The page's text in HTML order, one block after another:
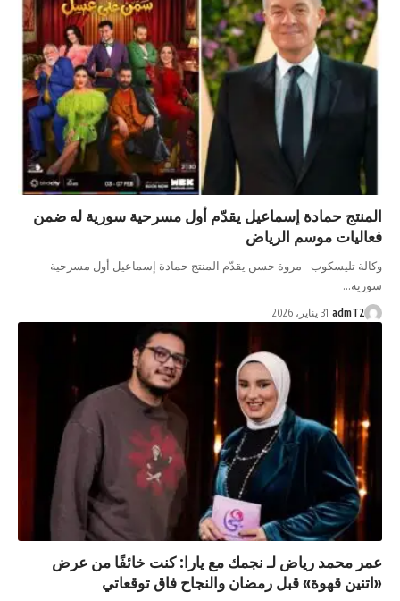
المنتج حمادة إسماعيل يقدّم أول مسرحية سورية له ضمن
فعاليات موسم الرياض
وكالة تليسكوب - مروة حسن يقدّم المنتج حمادة إسماعيل أول مسرحية
سورية…
admT2 31 يناير، 2026
عمر محمد رياض لـ نجمك مع يارا: كنت خائفًا من عرض
«اتنين قهوة» قبل رمضان والنجاح فاق توقعاتي